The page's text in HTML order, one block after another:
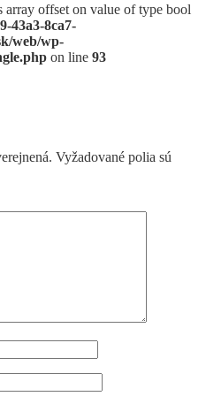
array offset on value of type bool
43a3-8ca7-
web/wp-
on line 93
Vyžadované polia sú